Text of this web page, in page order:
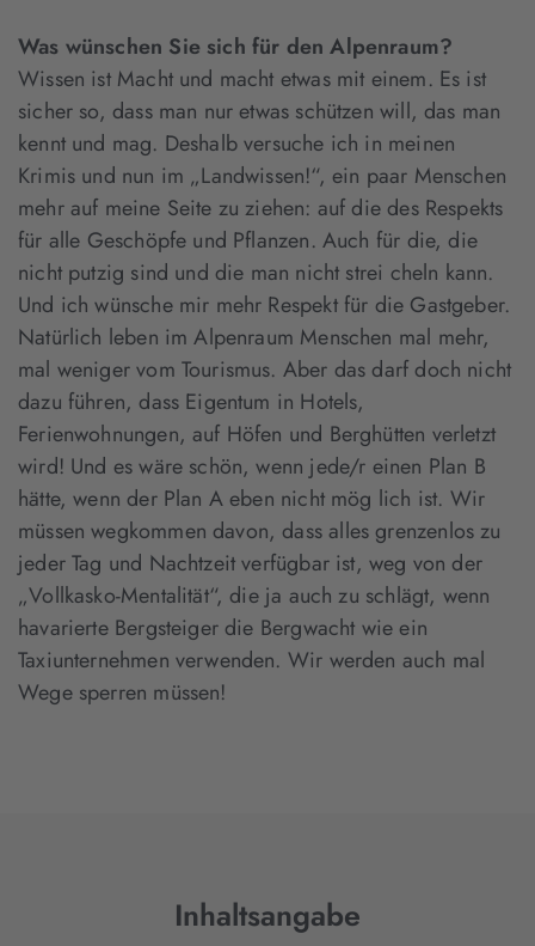
Was wünschen Sie sich für den Alpenraum?
Wissen ist Macht und macht etwas mit einem. Es ist
sicher so, dass man nur etwas schützen will, das man
kennt und mag. Deshalb versuche ich in meinen
Krimis und nun im „Landwissen!“, ein paar Menschen
mehr auf meine Seite zu ziehen: auf die des Respekts
für alle Geschöpfe und Pflanzen. Auch für die, die
nicht putzig sind und die man nicht strei cheln kann.
Und ich wünsche mir mehr Respekt für die Gastgeber.
Natürlich leben im Alpenraum Menschen mal mehr,
mal weniger vom Tourismus. Aber das darf doch nicht
dazu führen, dass Eigentum in Hotels,
Ferienwohnungen, auf Höfen und Berghütten verletzt
wird! Und es wäre schön, wenn jede/r einen Plan B
hätte, wenn der Plan A eben nicht mög lich ist. Wir
müssen wegkommen davon, dass alles grenzenlos zu
jeder Tag und Nachtzeit verfügbar ist, weg von der
„Vollkasko-Mentalität“, die ja auch zu schlägt, wenn
havarierte Bergsteiger die Bergwacht wie ein
Taxiunternehmen verwenden. Wir werden auch mal
Wege sperren müssen!
Inhaltsangabe